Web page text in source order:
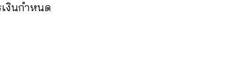
งินกำหนด